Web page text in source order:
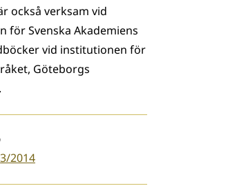
också verksam vid
för Svenska Akademiens
vid institutionen för
Göteborgs
3/2014